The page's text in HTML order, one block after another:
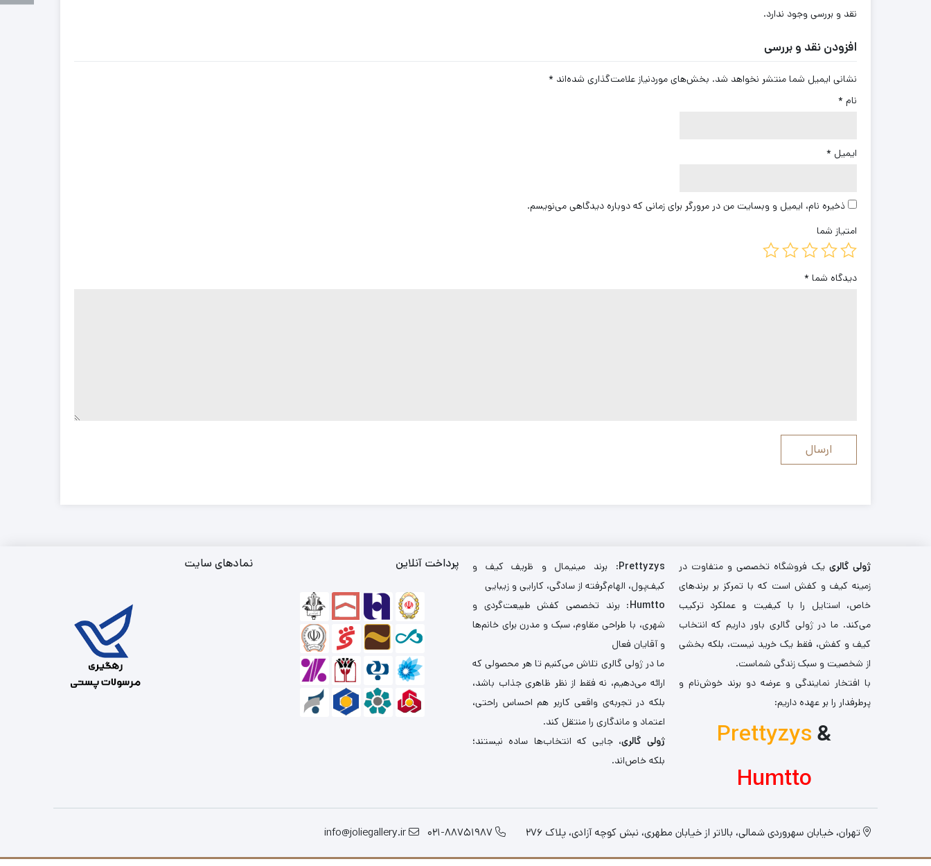
نقد و بررسی وجود ندارد.
افزودن نقد و بررسی
نشانی ایمیل شما منتشر نخواهد شد. بخش‌های موردنیاز علامت‌گذاری شده‌اند *
نام *
ایمیل *
ذخیره نام، ایمیل و وبسایت من در مرورگر برای زمانی که دوباره دیدگاهی می‌نویسم.
امتیاز شما
دیدگاه شما *
ژولی گالری یک فروشگاه تخصصی و متفاوت در
زمینه کیف و کفش است که با تمرکز بر برندهای
خاص، استایل را با کیفیت و عملکرد ترکیب
می‌کند. ما در ژولی گالری باور داریم که انتخاب
کیف و کفش، فقط یک خرید نیست، بلکه بخشی
از شخصیت و سبک زندگی شماست.
با افتخار نمایندگی و عرضه دو برند خوش‌نام و
پرطرفدار را بر عهده داریم:
Prettyzys&
Humtto
Prettyzys: برند مینیمال و ظریف کیف و
کیف‌پول، الهام‌گرفته از سادگی، کارایی و زیبایی
Humtto: برند تخصصی کفش طبیعت‌گردی و
شهری، با طراحی مقاوم، سبک و مدرن برای خانم‌ها
و آقایان فعال
ما در ژولی گالری تلاش می‌کنیم تا هر محصولی که
ارائه می‌دهیم، نه فقط از نظر ظاهری جذاب باشد،
بلکه در تجربه‌ی واقعی کاربر هم احساس راحتی،
اعتماد و ماندگاری را منتقل کند.
ژولی گالری، جایی که انتخاب‌ها ساده نیستند؛
بلکه خاص‌اند.
پرداخت آنلاین نمادهای سایت
تهران، خیابان سهروردی شمالی، بالاتر از خیابان مطهری، نبش کوچه آزادی، پلاک 276 021-88751987
info@joliegallery.ir